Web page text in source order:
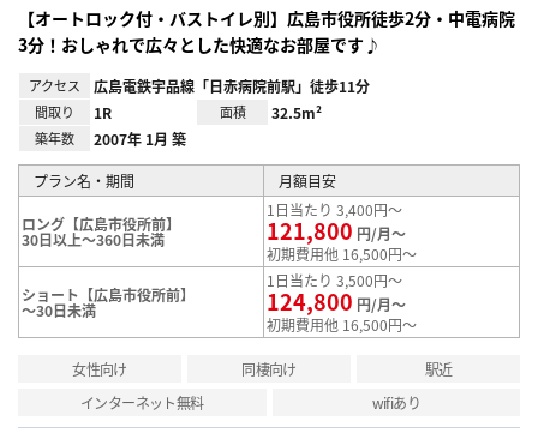
【オートロック付・バストイレ別】広島市役所徒歩2分・中電病院
3分！おしゃれで広々とした快適なお部屋です♪
アクセス 広島電鉄宇品線「日赤病院前駅」徒歩11分
間取り 1R 面積 32.5m²
築年数 2007年 1月 築
プラン名・期間 月額目安
ロング【広島市役所前】
30日以上～360日未満
1日当たり 3,400円～
121,800 円/月～
初期費用他 16,500円～
ショート【広島市役所前】
～30日未満
1日当たり 3,500円～
124,800 円/月～
初期費用他 16,500円～
女性向け 同棲向け
駅近
インターネット無料
wifiあり